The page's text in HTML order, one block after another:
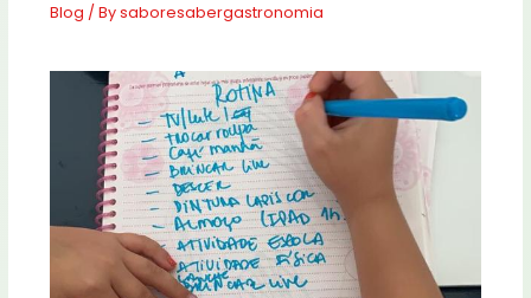
Blog / Bysaboresabergastronomia